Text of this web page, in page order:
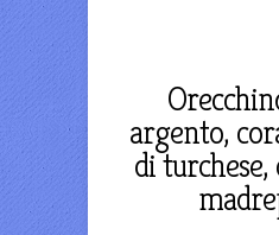
argento,
di turchese,